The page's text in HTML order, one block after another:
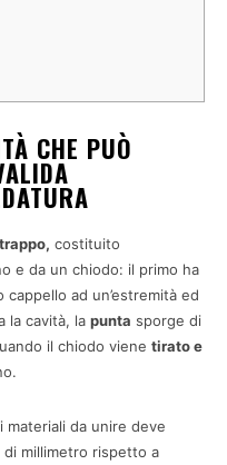
CHE PUÒ
costituito
e da un chiodo: il primo ha
ad un’estremità ed
la cavità, la punta sporge di
il chiodo viene tirato e
materiali da unire deve
millimetro rispetto a